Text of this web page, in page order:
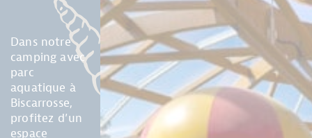
Dans notre
camping avec
parc
aquatique à
Biscarrosse,
profitez d’un
espace